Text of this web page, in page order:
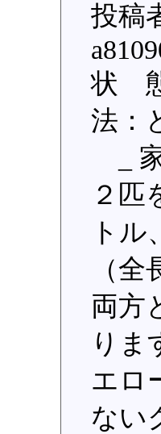
投稿
状
法：
_
２匹
ト
（
両方
りま
エロ
ない